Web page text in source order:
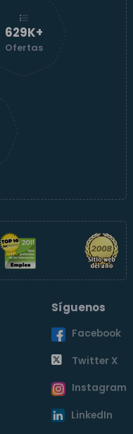
629K+
Ofertas
Síguenos
Facebook
Twitter X
Instagram
LinkedIn